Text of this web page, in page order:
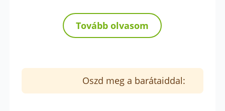
Tovább olvasom
Oszd meg a barátaiddal: